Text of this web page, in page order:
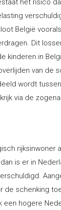
het risico
België
Dit
kinderen in
van de
wordt
via de
rijksinwoner
is er in
de schenking
een hogere